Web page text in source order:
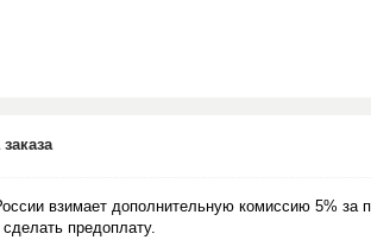
взимает дополнительную комиссию 5% за
предоплату.